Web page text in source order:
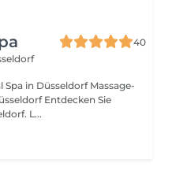
40
in Düsseldorf Massage-
Entdecken Sie
L...